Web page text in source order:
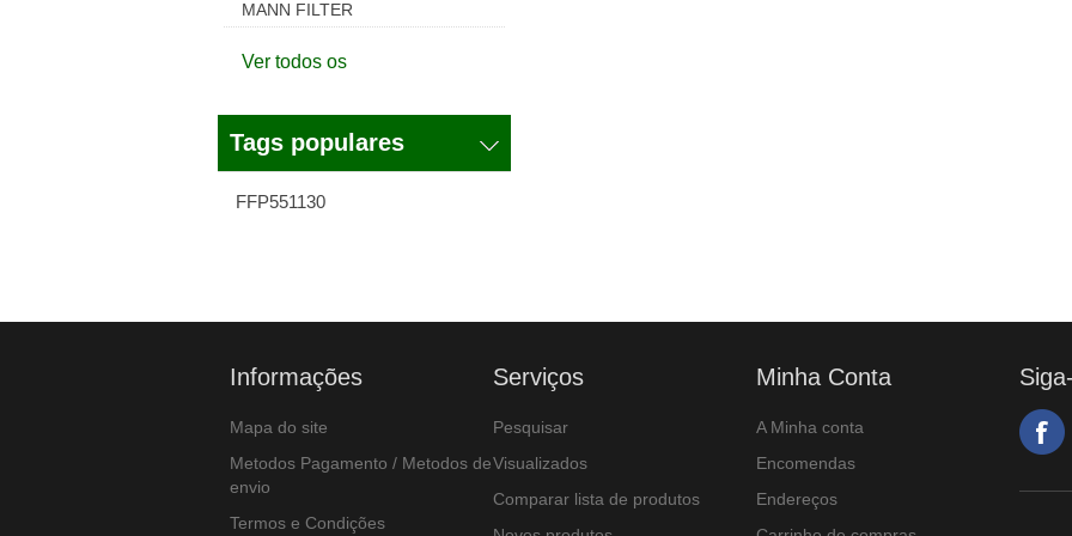
MANN FILTER
Ver todos os
Tags populares
FFP551130
Informações
Mapa do site
Metodos Pagamento / Metodos de
envio
Termos e Condições
Serviços
Pesquisar
Visualizados
Comparar lista de produtos
Minha Conta
A Minha conta
Encomendas
Endereços